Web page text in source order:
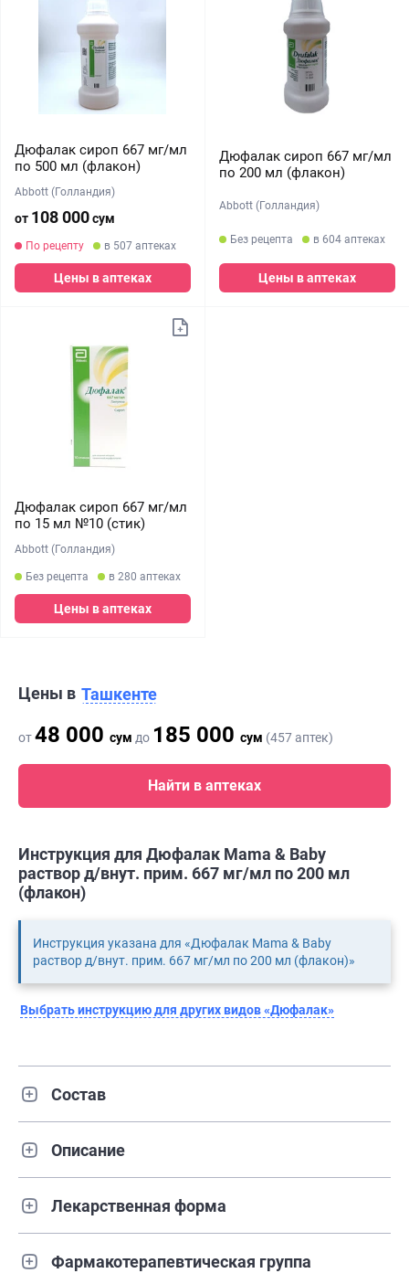
Дюфалак сироп 667 мг/мл
по 500 мл (флакон)
Abbott (Голландия)
от 108 000сум
По рецепту в 507 аптеках
Цены в аптеках
Дюфалак сироп 667 мг/мл
по 200 мл (флакон)
Abbott (Голландия)
Без рецепта в 604 аптеках
Цены в аптеках
Дюфалак сироп 667 мг/мл
по 15 мл №10 (стик)
Abbott (Голландия)
Без рецепта в 280 аптеках
Цены в аптеках
Цены в Ташкенте
от48 000 сум до 185 000 сум (457 аптек)
Найти в аптеках
Инструкция для Дюфалак Mama & Baby
раствор д/внут. прим. 667 мг/мл по 200 мл
(флакон)
Инструкция указана для «Дюфалак Mama & Baby
раствор д/внут. прим. 667 мг/мл по 200 мл (флакон)»
Выбрать инструкцию для других видов «Дюфалак»
Состав
Описание
Лекарственная форма
Фармакотерапевтическая группа